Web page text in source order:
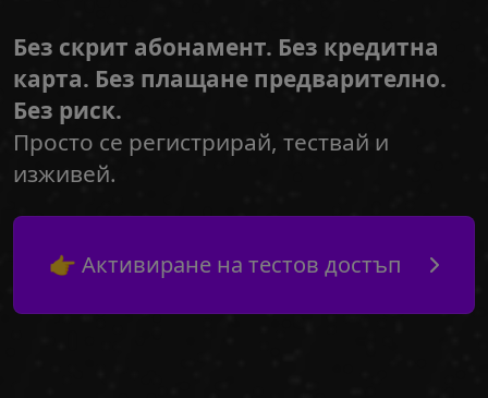
Без скрит абонамент. Без кредитна
карта. Без плащане предварително.
Без риск.
Просто се регистрирай, тествай и
изживей.
👉 Активиране на тестов достъп